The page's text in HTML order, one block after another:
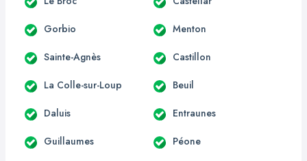
Gorbio Menton
Sainte-Agnès Castillon
La Colle-sur-Loup Beuil
Daluis Entraunes
Guillaumes Péone